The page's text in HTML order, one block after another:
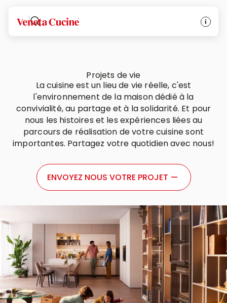
Veneta Cucine
Projets de vie
La cuisine est un lieu de vie réelle, c'est
l'environnement de la maison dédié à la
convivialité, au partage et à la solidarité. Et pour
nous les histoires et les expériences liées au
parcours de réalisation de votre cuisine sont
importantes. Partagez votre quotidien avec nous!
ENVOYEZ NOUS VOTRE PROJET —